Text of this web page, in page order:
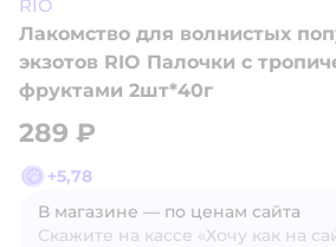
RIO
Лакомство для волнистых
экзотов RIO Палочки с
фруктами 2шт*40г
289 ₽
+5,78
В магазине — по ценам сайта
Скажите на кассе «Хочу как на